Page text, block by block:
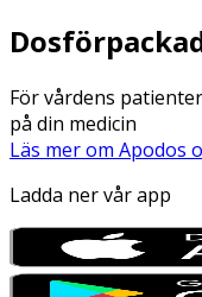
För vårdens
på din medicin
Läs mer om Apodos
Ladda ner vår app